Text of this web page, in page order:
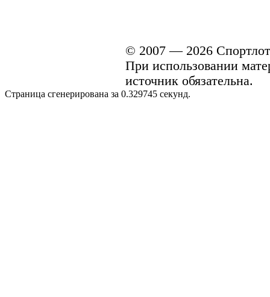
© 2007 — 2026
При использовании
источник обязательна.
Страница сгенерирована за 0.329745 секунд.